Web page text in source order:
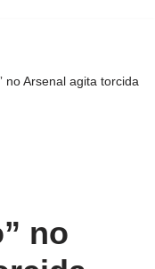
no Arsenal agita torcida
no